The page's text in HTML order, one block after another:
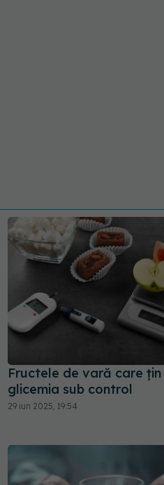
Fructele de vară care țin
glicemia sub control
29 iun 2025, 19:54